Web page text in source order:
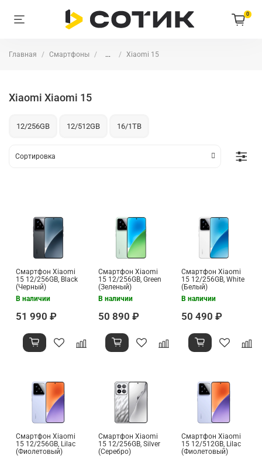
0
Главная Смартфоны ... Xiaomi 15
Xiaomi Xiaomi 15
12/256GB 12/512GB 16/1TB
Смартфон Xiaomi
15 12/256GB, Black
(Черный)
В наличии
51 990 ₽
Смартфон Xiaomi
15 12/256GB, Green
(Зеленый)
В наличии
50 890 ₽
Смартфон Xiaomi
15 12/256GB, White
(Белый)
В наличии
50 490 ₽
Смартфон Xiaomi
15 12/256GB, Lilac
(Фиолетовый)
Смартфон Xiaomi
15 12/256GB, Silver
(Серебро)
Смартфон Xiaomi
15 12/512GB, Lilac
(Фиолетовый)